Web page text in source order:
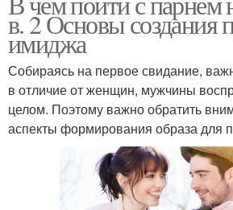
в. 2 Основы создания
имиджа
Собираясь на первое свидание,
в отличие от женщин, мужчины
целом. Поэтому важно обратить
аспекты формирования образа для